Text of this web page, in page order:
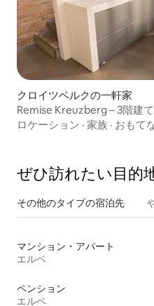
クロイツベルクの一軒家
Remise Kreuzberg – 3階建
ロケーション · 家族 · おもて
ぜひ訪⁠れ⁠た⁠い目⁠的⁠
その他のタ⁠イ⁠プ⁠の宿⁠泊⁠先
マンション・アパート
エルベ
ペンション
エルベ